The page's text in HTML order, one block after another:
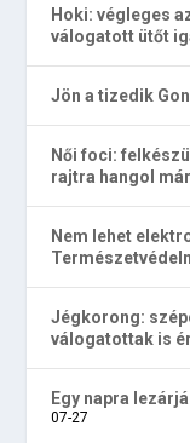
Hoki: végleges
válogatott ütőt
Jön a tizedik
Női foci:
rajtra hangol
Nem lehet
Jégkorong:
válogatottak is
Egy napra
07-27